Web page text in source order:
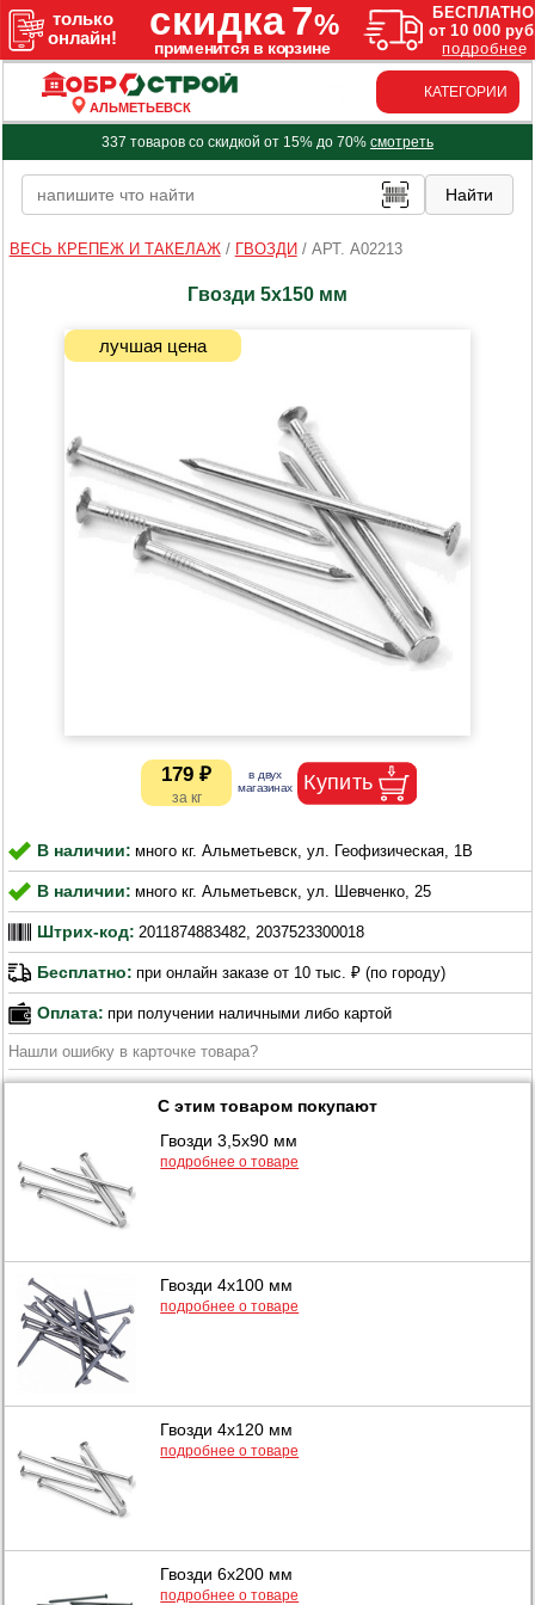
АЛЬМЕТЬЕВСК
КАТЕГОРИИ
337 товаров со скидкой от 15% до 70% смотреть
ВЕСЬ КРЕПЕЖ И ТАКЕЛАЖ/ ГВОЗДИ / АРТ. A02213
Гвозди 5х150 мм
179 ₽
В наличии: много кг. Альметьевск, ул. Геофизическая, 1В
В наличии: много кг. Альметьевск, ул. Шевченко, 25
Штрих-код: 2011874883482, 2037523300018
Бесплатно: при онлайн заказе от 10 тыс. ₽ (по городу)
Оплата: при получении наличными либо картой
Нашли ошибку в карточке товара?
С этим товаром покупают
Гвозди 3,5х90 мм
подробнее о товаре
Гвозди 4х100 мм
подробнее о товаре
Гвозди 4х120 мм
подробнее о товаре
Гвозди 6х200 мм
подробнее о товаре